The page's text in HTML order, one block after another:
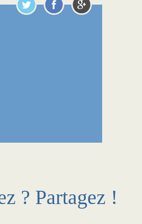
? Partagez !